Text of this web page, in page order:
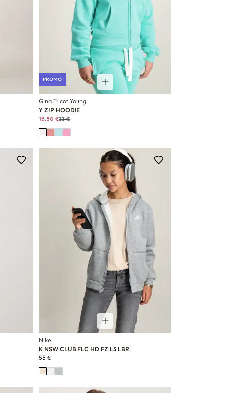
PROMO
Gina Tricot Young
Y ZIP HOODIE
16,50 €33 €
Nike
K NSW CLUB FLC HD FZ LS LBR
55 €